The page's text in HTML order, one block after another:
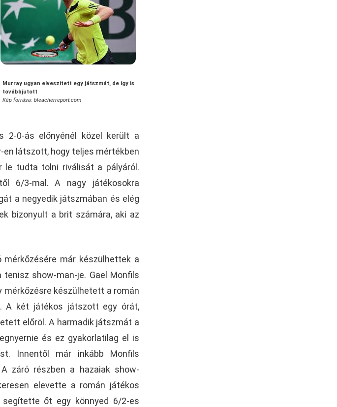
Murray ugyan elveszített egy játszmát, de így is
továbbjutott
Kép forrása: bleacherreport.com
2-0-ás előnyénél közel került a
en látszott, hogy teljes mértékben
le tudta tolni riválisát a pályáról.
6/3-mal. A nagy játékosokra
a negyedik játszmában és elég
bizonyult a brit számára, aki az
már készülhettek a
tenisz show-man-je. Gael Monfils
mérkőzésre készülhetett a román
A két játékos játszott egy órát,
előröl. A harmadik játszmát a
és ez gyakorlatilag el is
Innentől már inkább Monfils
záró részben a hazaiak show-
elevette a román játékos
segítette őt egy könnyed 6/2-es